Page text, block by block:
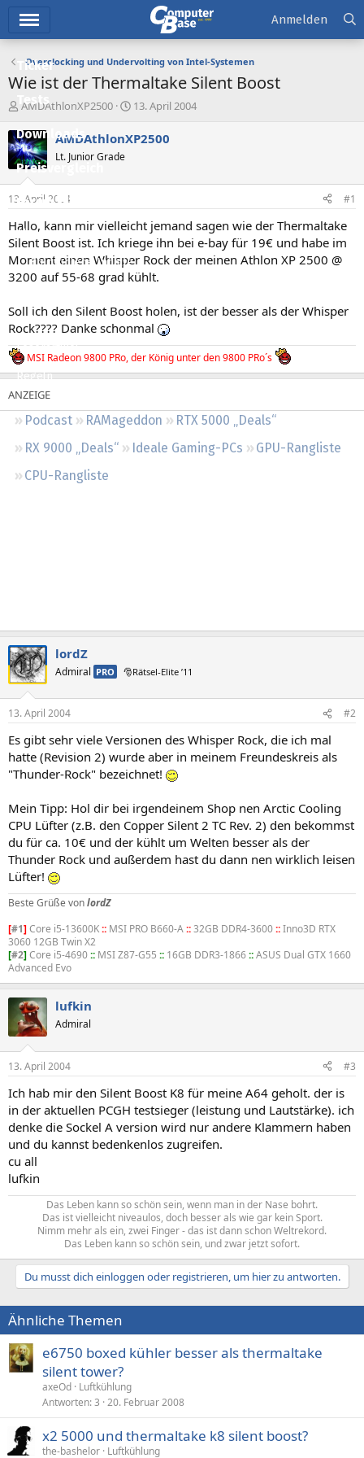
Ticker
Tests
Downloads
Preisvergleich
Forum
Aktuelles
Empfohlene Inhalte
Neueste Aktivitäten
Leserartikel
Regeln
Podcast RAMageddon
RTX 5000 „Deals“
RX 9000 „Deals“
Ideale Gaming-PCs
GPU-Rangliste
CPU-Rangliste
Anmelden
Overclocking und Undervolting von Intel-Systemen
Wie ist der Thermaltake Silent Boost
E
s
t
e
e
r
AMDAthlonXP2500
E
s
t
a
13. April 2004
AMDAthlonXP2500
Lt. Junior Grade
13. April 2004 #1
Hallo, kann mir vielleicht jemand sagen wie der Thermaltake
Silent Boost ist. Ich kriege ihn bei e-bay für 19€ und habe im
Moment einen Whisper Rock der meinen Athlon XP 2500 @
3200 auf 55-68 grad kühlt.
Soll ich den Silent Boost holen, ist der besser als der Whisper
Rock???? Danke schonmal
MSI Radeon 9800 PRo, der König unter den 9800 PRo´s
lordZ
Admiral PRO 🎅Rätsel-Elite ’11
13. April 2004 #2
Es gibt sehr viele Versionen des Whisper Rock, die ich mal
hatte (Revision 2) wurde aber in meinem Freundeskreis als
"Thunder-Rock" bezeichnet!
Mein Tipp: Hol dir bei irgendeinem Shop nen Arctic Cooling
CPU Lüfter (z.B. den Copper Silent 2 TC Rev. 2) den bekommst
du für ca. 10€ und der kühlt um Welten besser als der
Thunder Rock und außerdem hast du dann nen wirklich leisen
Lüfter!
Beste Grüße vonlordZ
[#1]Core i5-13600K:: MSI PRO B660-A::32GB DDR4-3600::Inno3D RTX
3060 12GB Twin X2
[#2]Core i5-4690:: MSI Z87-G55 :: 16GB DDR3-1866::ASUS Dual GTX 1660
Advanced Evo
lufkin
Admiral
13. April 2004 #3
Ich hab mir den Silent Boost K8 für meine A64 geholt. der is
in der aktuellen PCGH testsieger (leistung und Lautstärke). ich
denke die Sockel A version wird nur andere Klammern haben
und du kannst bedenkenlos zugreifen.
cu all
lufkin
Das Leben kann so schön sein, wenn man in der Nase bohrt.
Das ist vielleicht niveaulos, doch besser als wie gar kein Sport.
Nimm mehr als ein, zwei Finger - das ist dann schon Weltrekord.
Das Leben kann so schön sein, und zwar jetzt sofort.​
Du musst dich einloggen oder registrieren, um hier zu antworten.
Ähnliche Themen
e6750 boxed kühler besser als thermaltake
silent tower?
axeOd Luftkühlung
Antworten 3 20. Februar 2008
x2 5000 und thermaltake k8 silent boost?
the-bashelor Luftkühlung